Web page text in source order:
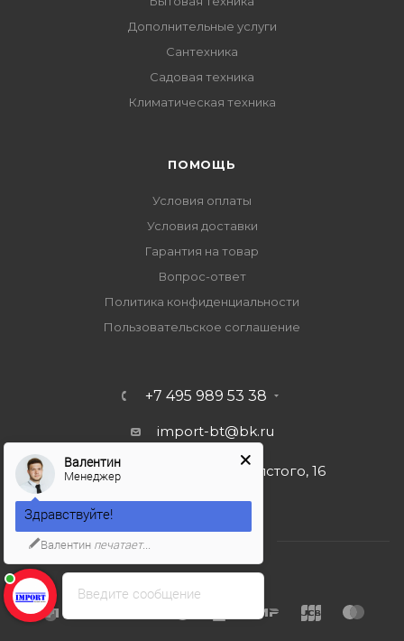
Дополнительные услуги
Сантехника
Садовая техника
Климатическая техника
ПОМОЩЬ
Условия оплаты
Условия доставки
Гарантия на товар
Вопрос-ответ
Политика конфиденциальности
Пользовательское соглашение
+7 495 989 53 38
import-bt@bk.ru
г. Москва, ул. Льва Толстого, 16
Введите сообщение
Валентин
Менеджер
Здравствуйте!
Валентин печатает...